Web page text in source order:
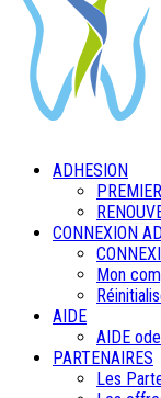
ADHESION
CONNEXION
Mon
AIDE
AIDE
PARTENAIRES
Les